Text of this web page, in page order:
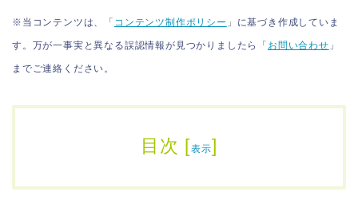
※当コンテンツは、「 コンテンツ制作ポリシー 」に基づき作成していま
す。万が一事実と異なる誤認情報が見つかりましたら「 お問い合わせ 」
までご連絡ください。
目次 [表示]